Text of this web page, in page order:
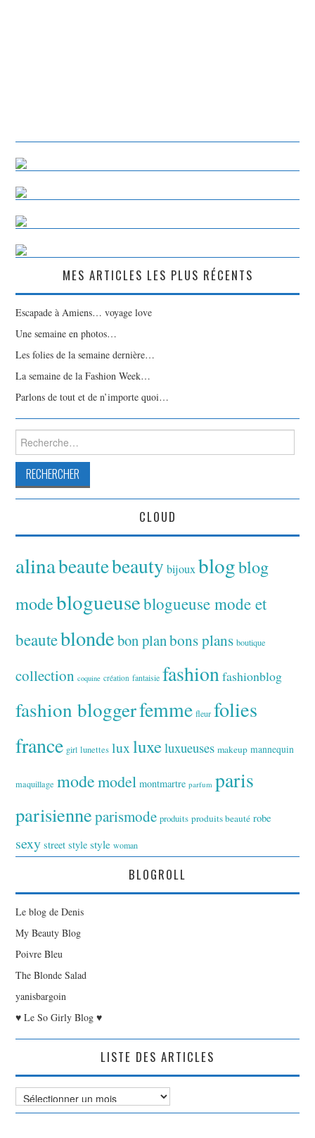
MES ARTICLES LES PLUS RÉCENTS
Escapade à Amiens… voyage love
Une semaine en photos…
Les folies de la semaine dernière…
La semaine de la Fashion Week…
Parlons de tout et de n’importe quoi…
Rechercher :
CLOUD
alinabeautebeauty bijoux blogblog
modeblogueuseblogueuse mode et
beauteblondebon planbons plans boutique
collection coquine création fantaisie fashionfashionblog
fashion bloggerfemme fleur folies
france girl lunettes luxluxeluxueuses makeup mannequin
maquillage modemodel montmartre parfum paris
parisienneparismode produits produits beauté robe
sexy street style style woman
BLOGROLL
Le blog de Denis
My Beauty Blog
Poivre Bleu
The Blonde Salad
yanisbargoin
♥ Le So Girly Blog ♥
LISTE DES ARTICLES
Liste
des